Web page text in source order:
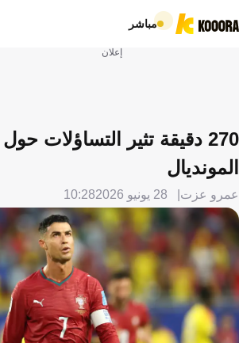
مباشر
إعلان
270 دقيقة تثير التساؤلات
المونديال
عمرو عزت 28 يونيو 2026 10:28